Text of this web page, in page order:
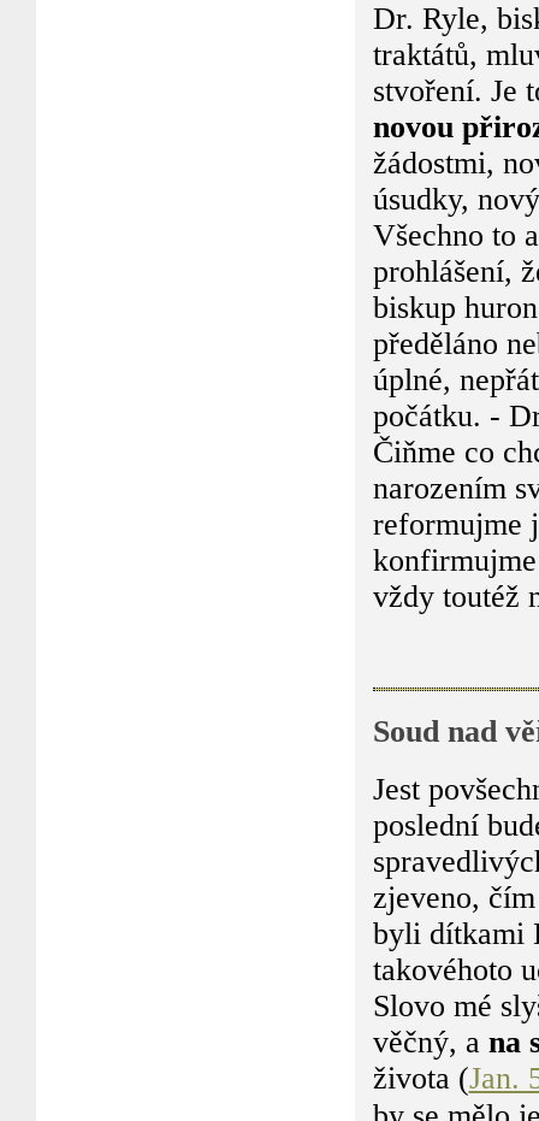
Dr. Ryle,
traktátů,
stvoření. Je
novou
žádostmi,
úsudky,
Všechno to
prohlášení,
biskup
předěláno
úplné,
počátku. -
Čiňme co
narozením
reformujme
vždy toutéž
Soud nad
Jest
poslední
zjeveno,
byli dítkami
takovéhoto
Slovo mé
věčný, a na
života (Jan.